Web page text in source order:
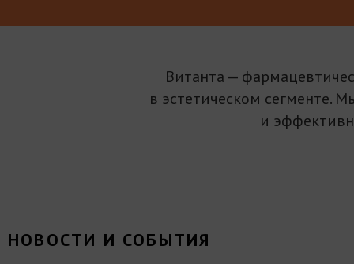
Витанта —
в эстетическом сегменте.
и
НОВОСТИ И СОБЫТИЯ